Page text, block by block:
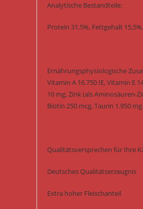
Analytische Bestandteile:
Protein 31,5%, Fettgehalt
Ernährungsphysiologische
Vitamin A 16.750 IE, Vitamin E
10 mg, Zink (als Aminosäuren-
Biotin 250 mcg, Taurin 1.950 mg.
Qualitätsversprechen für Ihre
Deutsches Qualitätserzeugnis
Extra hoher Fleischanteil